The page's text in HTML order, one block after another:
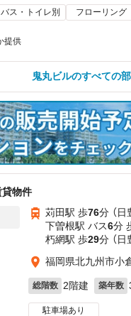
バス・トイレ別 フローリング
提供
鬼丸ビルのすべての
物件
苅田駅 歩76分 （日
下曽根駅 バス6分
朽網駅 歩29分 （日
福岡県北九州市小
総階数 2階建 築年数
駐車場あり